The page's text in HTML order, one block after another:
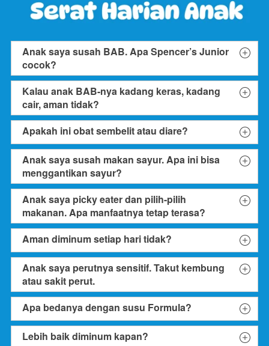
Anak saya susah BAB. Apa Spencer’s Junior
cocok?
Kalau anak BAB-nya kadang keras, kadang
cair, aman tidak?
Apakah ini obat sembelit atau diare?
Anak saya susah makan sayur. Apa ini bisa
menggantikan sayur?
Anak saya picky eater dan pilih-pilih
makanan. Apa manfaatnya tetap terasa?
Aman diminum setiap hari tidak?
Anak saya perutnya sensitif. Takut kembung
atau sakit perut.
Apa bedanya dengan susu Formula?
Lebih baik diminum kapan?